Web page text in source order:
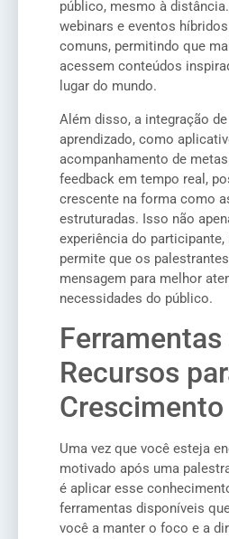
público, mesmo à
webinars e eventos
comuns, permitindo que
acessem conteúdos
lugar do mundo.
Além disso, a integração
aprendizado, como
acompanhamento de
feedback em tempo real,
crescente na forma como
estruturadas. Isso não
experiência do
permite que os
mensagem para melhor
necessidades do público.
Ferramentas
Recursos
Uma vez que você esteja
motivado após uma
é aplicar esse
ferramentas disponíveis
você a manter o foco e a